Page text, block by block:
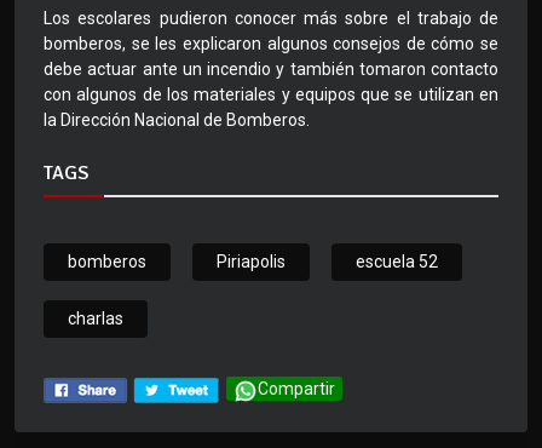
Los escolares pudieron conocer más sobre el trabajo de
bomberos, se les explicaron algunos consejos de cómo se
debe actuar ante un incendio y también tomaron contacto
con algunos de los materiales y equipos que se utilizan en
la Dirección Nacional de Bomberos.
TAGS
bomberos Piriapolis escuela 52
charlas
Compartir